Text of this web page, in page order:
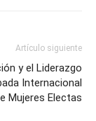
Artículo siguiente
y el Liderazgo
Internacional
Mujeres Electas